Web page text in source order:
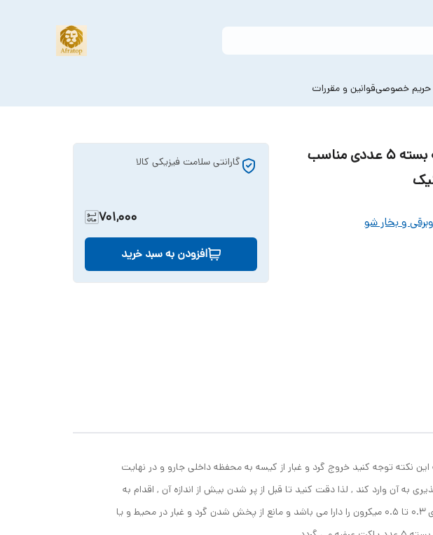
خصوصیقوانین و مقررات
پاکت جاروبرقی کد 07 بسته 5 عددی مناسب
و بخار شو
گارانتی سلامت فیزیکی کالا
701,000
افزودن به سبد خرید
توجه کنید خروج گرد و غبار از کیسه به محفظه داخلی جارو و در نهایت
آن وارد کند , لذا دقت کنید تا قبل از پر شدن بیش از اندازه آن , اقدام به
تعویض نمایید. این پاکت جارو برقی با استفاده از 5 لایه فیلتر , قابلیت جذب .99.9% گرد غبار در اندازه های 0.3 تا 0.5 میکرون را دارا می باشد و مانع از پخش شدن گرد و غبار در محیط و یا